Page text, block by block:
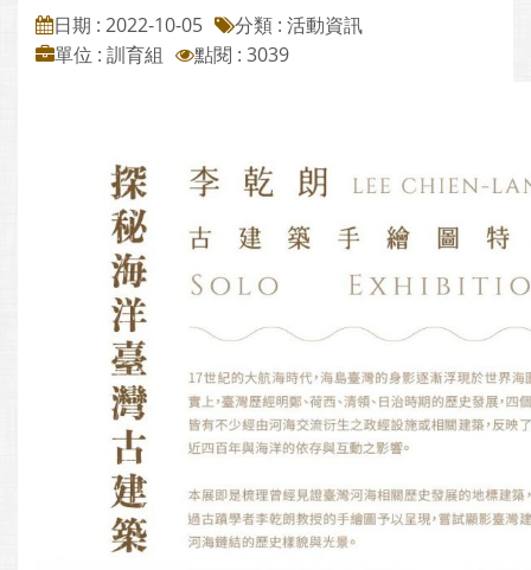
日期 : 2022-10-05
分類 : 活動資訊
單位 : 訓育組
點閱 : 3039